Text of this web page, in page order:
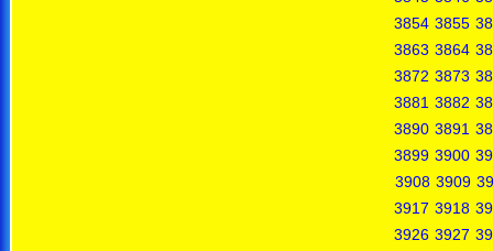
3854 3855
3863 3864
3872 3873
3881 3882
3890 3891
3899 3900
3908 3909
3917 3918
3926 3927